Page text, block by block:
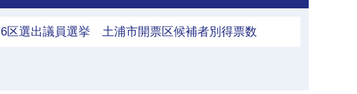
区選出議員選挙 土浦市開票区候補者別得票数